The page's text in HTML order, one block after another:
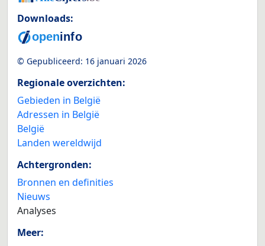
Downloads:
© Gepubliceerd: 16 januari 2026
Regionale overzichten:
Gebieden in België
Adressen in België
België
Landen wereldwijd
Achtergronden:
Bronnen en definities
Nieuws
Analyses
Meer: